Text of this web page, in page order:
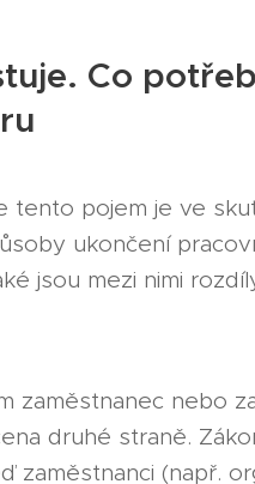
Co
pojem je ve
ukončení
jsou mezi nimi
nebo
druhé straně.
(např.